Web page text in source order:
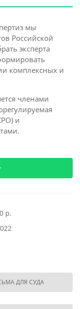
мы
Российской
эксперта
комплексных и
членами
и
р.
ДЛЯ СУДА